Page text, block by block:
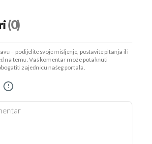
(0)
– podijelite svoje mišljenje, postavite pitanja ili
na temu. Vaš komentar može potaknuti
zajednicu našeg portala.
!